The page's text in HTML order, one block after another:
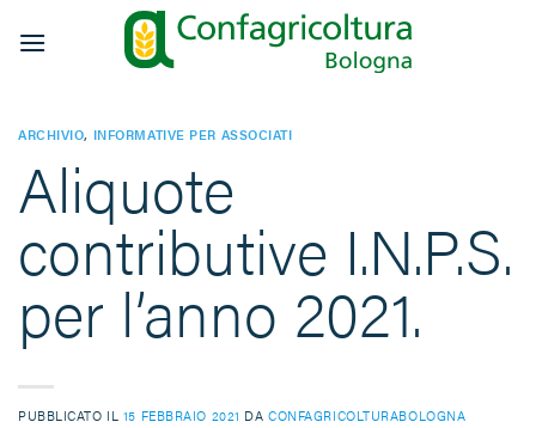
ARCHIVIO, INFORMATIVE PER ASSOCIATI
Aliquote
contributive I.N.P.S.
per l’anno 2021.
PUBBLICATO IL 15 FEBBRAIO 2021 DACONFAGRICOLTURABOLOGNA